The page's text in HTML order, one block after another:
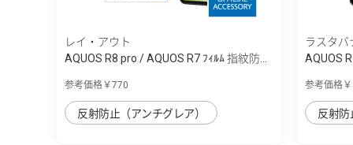
レイ・アウト
AQUOS R8 pro / AQUOS R7 ﾌｨﾙﾑ 指紋防...
参考価格￥770
反射防止（アンチグレア）
ラスタバ
AQUOS
参考価格
反射防